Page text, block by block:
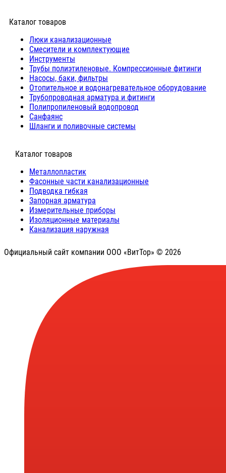
Каталог товаров
Люки канализационные
Cмесители и комплектующие
Инструменты
Трубы полиэтиленовые. Компрессионные фитинги
Насосы, баки, фильтры
Отопительное и водонагревательное оборудование
Трубопроводная арматура и фитинги
Полипропиленовый водопровод
Санфаянс
Шланги и поливочные системы
⠀Каталог товаров
Металлопластик
Фасонные части канализационные
Подводка гибкая
Запорная арматура
Измерительные приборы
Изоляционные материалы
Канализация наружная
Официальный сайт компании ООО «ВитТор» © 2026